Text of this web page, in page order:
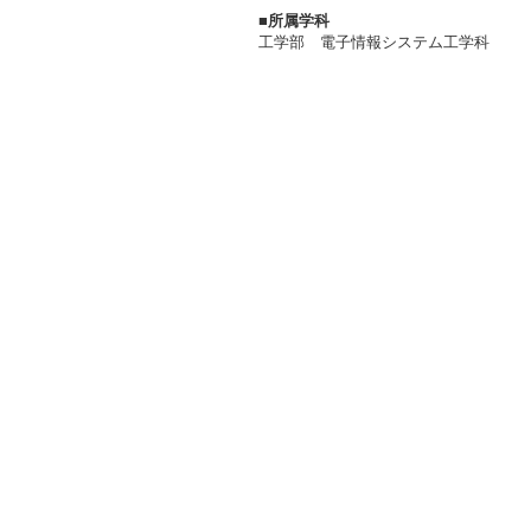
■所属学科
工学部 電子情報システム工学科